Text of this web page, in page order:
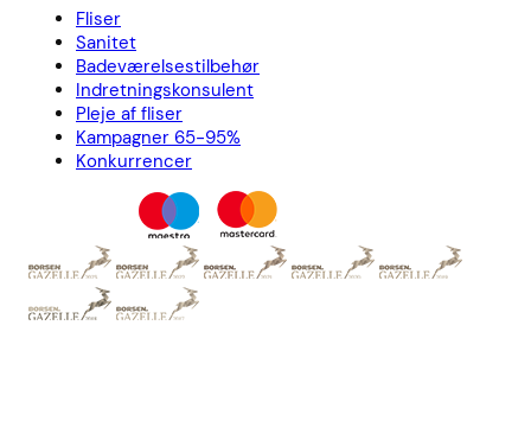
Fliser
Sanitet
Badeværelsestilbehør
Indretningskonsulent
Pleje af fliser
Kampagner 65-95%
Konkurrencer